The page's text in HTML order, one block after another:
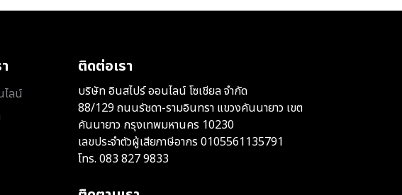
ไลน์
ติดต่อเรา
บริษัท อินสไปร์ ออนไลน์ โซเชียล จำกัด
88/129 ถนนรัชดา-รามอินทรา แขวงคันนายาว เขต
คันนายาว กรุงเทพมหานคร 10230
เลขประจำตัวผู้เสียภาษีอากร 0105561135791
โทร. 083 827 9833